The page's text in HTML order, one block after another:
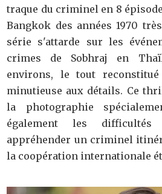
traque du criminel en 8
Bangkok des années 1970
série s'attarde sur les
crimes de Sobhraj en
environs, le tout
minutieuse aux détails. Ce
la photographie
également les difficultés
appréhender un criminel
la coopération internationale